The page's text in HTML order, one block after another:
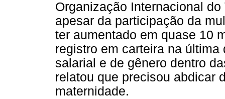
Organização Internacional
apesar da participação da
ter aumentado em quase 10
registro em carteira na
salarial e de gênero dentro
relatou que precisou abdicar
maternidade.